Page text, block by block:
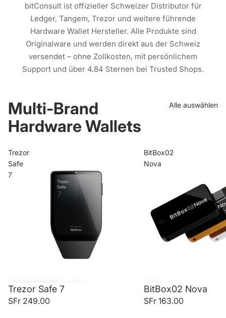
bitConsult ist offizieller Schweizer Distributor für
Ledger, Tangem, Trezor und weitere führende
Hardware Wallet Hersteller. Alle Produkte sind
Originalware und werden direkt aus der Schweiz
versendet – ohne Zollkosten, mit persönlichem
Support und über 4.84 Sternen bei Trusted Shops.
Multi-Brand
Hardware Wallets
Alle auswählen
Trezor
Safe
7
Trezor Safe 7
SFr 249.00
BitBox02
Nova
BitBox02 Nova
SFr 163.00